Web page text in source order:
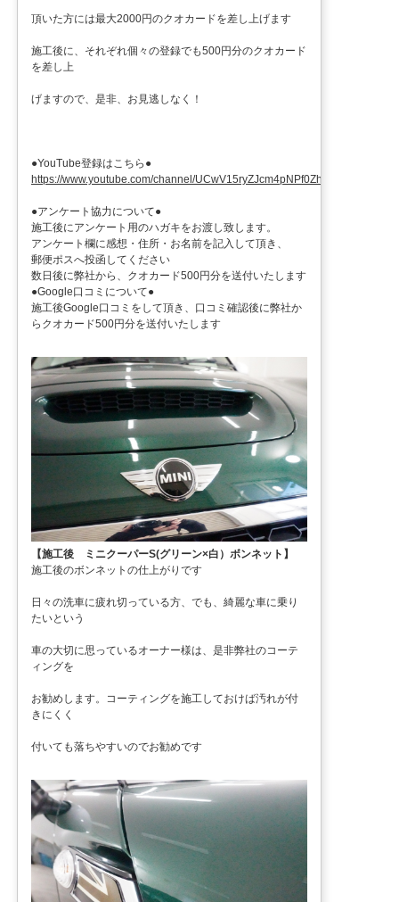
頂いた方には最大2000円のクオカードを差し上げます
施工後に、それぞれ個々の登録でも500円分のクオカード
を差し上
げますので、是非、お見逃しなく！
●YouTube登録はこちら●
https://www.youtube.com/channel/UCwV15ryZJcm4pNPf0ZhXu9g
●アンケート協力について●
施工後にアンケート用のハガキをお渡し致します。
アンケート欄に感想・住所・お名前を記入して頂き、
郵便ポスへ投函してください
数日後に弊社から、クオカード500円分を送付いたします
●Google口コミについて●
施工後Google口コミをして頂き、口コミ確認後に弊社か
らクオカード500円分を送付いたします
【施工後 ミニクーパーS(グリーン×白）ボンネット】
施工後のボンネットの仕上がりです
日々の洗車に疲れ切っている方、でも、綺麗な車に乗り
たいという
車の大切に思っているオーナー様は、是非弊社のコーテ
ィングを
お勧めします。コーティングを施工しておけば汚れが付
きにくく
付いても落ちやすいのでお勧めです